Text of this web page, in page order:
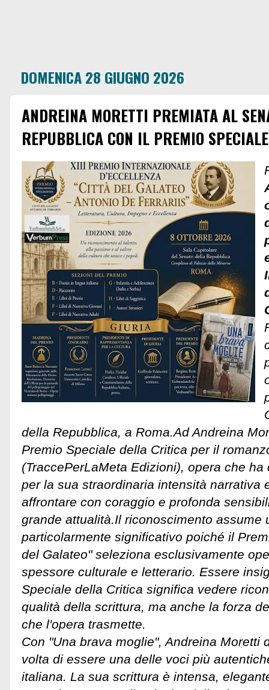
DOMENICA 28 GIUGNO 2026
ANDREINA MORETTI PREMIATA AL
REPUBBLICA CON IL PREMIO
della Repubblica, a Roma.Ad Andreina
Premio Speciale della Critica per il
(TraccePerLaMeta Edizioni), opera che
per la sua straordinaria intensità narrativa
affrontare con coraggio e profonda
grande attualità.Il riconoscimento assume
particolarmente significativo poiché il
del Galateo" seleziona esclusivamente
spessore culturale e letterario. Essere
Speciale della Critica significa vedere
qualità della scrittura, ma anche la forza
che l'opera trasmette.
Con "Una brava moglie", Andreina Moretti
volta di essere una delle voci più
italiana. La sua scrittura è intensa,